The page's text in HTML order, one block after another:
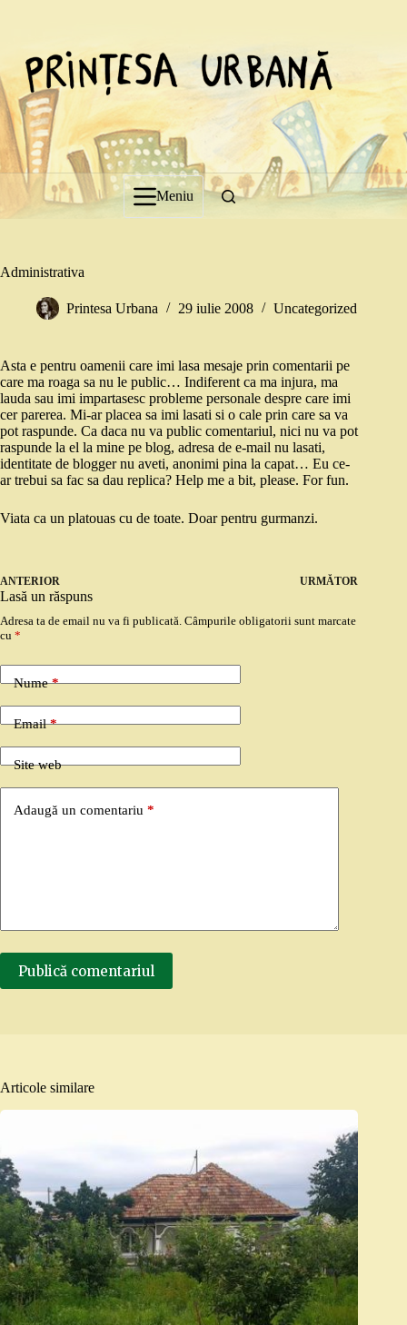
Meniu
Administrativa
Printesa Urbana 29 iulie 2008 Uncategorized
Asta e pentru oamenii care imi lasa mesaje prin comentarii pe
care ma roaga sa nu le public… Indiferent ca ma injura, ma
lauda sau imi impartasesc probleme personale despre care imi
cer parerea. Mi-ar placea sa imi lasati si o cale prin care sa va
pot raspunde. Ca daca nu va public comentariul, nici nu va pot
raspunde la el la mine pe blog, adresa de e-mail nu lasati,
identitate de blogger nu aveti, anonimi pina la capat… Eu ce-
ar trebui sa fac sa dau replica? Help me a bit, please. For fun.
Viata ca un platouas cu de toate. Doar pentru gurmanzi.
ANTERIOR URMĂTOR
Lasă un răspuns
Adresa ta de email nu va fi publicată. Câmpurile obligatorii sunt marcate
cu *
Nume*
Email*
Site web
Adaugă un comentariu *
Publică comentariul
Articole similare